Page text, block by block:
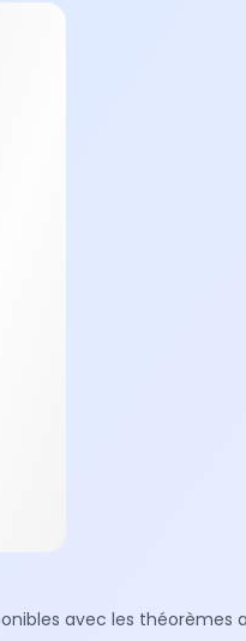
avec les théorèmes